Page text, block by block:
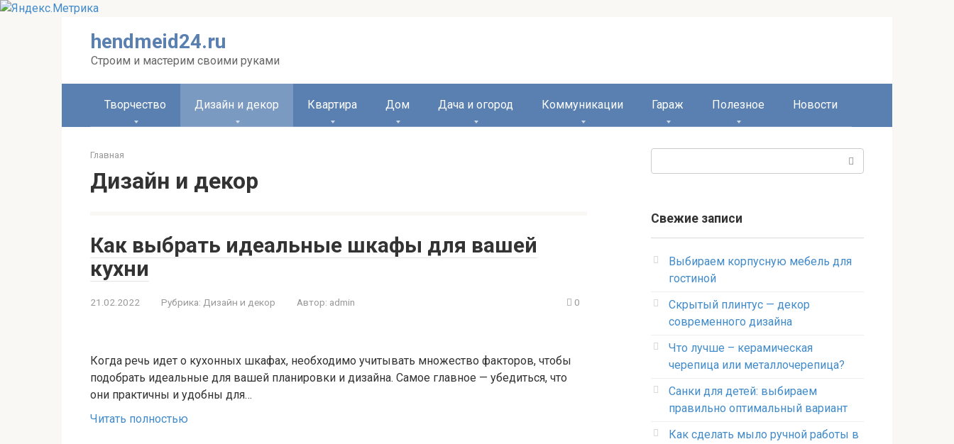
hendmeid24.ru
Строим и мастерим своими руками
Творчество Дизайн и декор Квартира Дом Дача и огород Коммуникации Гараж Полезное Новости
Главная
Дизайн и декор
Как выбрать идеальные шкафы для вашей
кухни
21.02.2022 Рубрика: Дизайн и декор Автор: admin 0
Когда речь идет о кухонных шкафах, необходимо учитывать множество факторов, чтобы
подобрать идеальные для вашей планировки и дизайна. Самое главное — убедиться, что
они практичны и удобны для…
Читать полностью
Свежие записи
Выбираем корпусную мебель для
гостиной
Скрытый плинтус — декор
современного дизайна
Что лучше – керамическая
черепица или металлочерепица?
Санки для детей: выбираем
правильно оптимальный вариант
Как сделать мыло ручной работы в